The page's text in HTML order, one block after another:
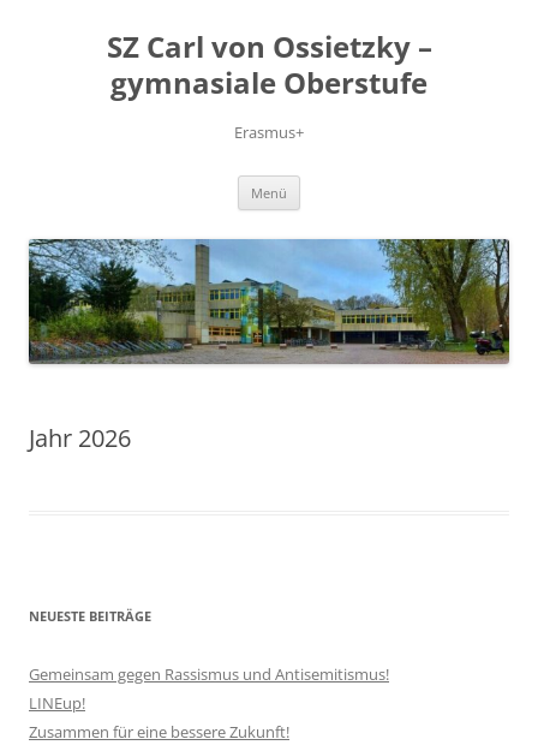
SZ Carl von Ossietzky –
gymnasiale Oberstufe
Erasmus+
Menü
Jahr 2026
NEUESTE BEITRÄGE
Gemeinsam gegen Rassismus und Antisemitismus!
LINEup!
Zusammen für eine bessere Zukunft!